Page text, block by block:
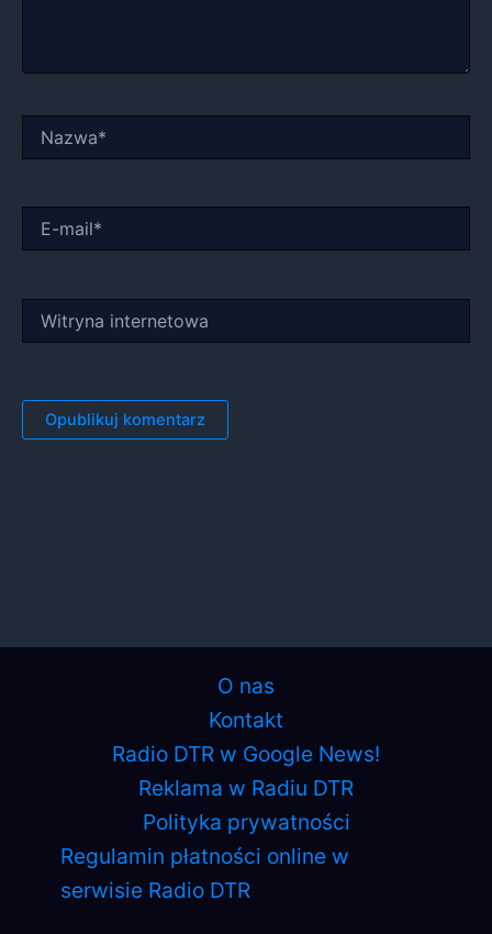
mail*
internetowa
O nas
Kontakt
Radio DTR w Google News!
Reklama w Radiu DTR
Polityka prywatności
Regulamin płatności online w
serwisie Radio DTR